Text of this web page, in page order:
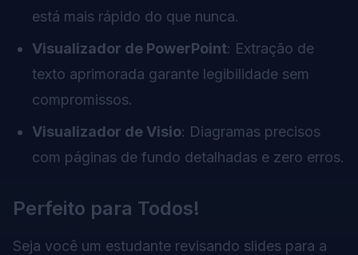
está mais rápido do que nunca.
Visualizador de PowerPoint: Extração de
texto aprimorada garante legibilidade sem
compromissos.
Visualizador de Visio: Diagramas precisos
com páginas de fundo detalhadas e zero erros.
Perfeito para Todos!
Seja você um estudante revisando slides para a